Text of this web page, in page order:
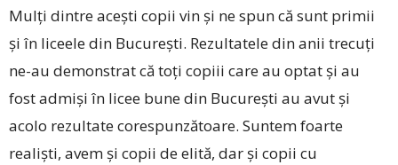
Mulți dintre acești copii vin și ne spun că sunt primii
și în liceele din București. Rezultatele din anii trecuți
ne-au demonstrat că toți copiii care au optat și au
fost admiși în licee bune din București au avut și
acolo rezultate corespunzătoare. Suntem foarte
realiști, avem și copii de elită, dar și copii cu